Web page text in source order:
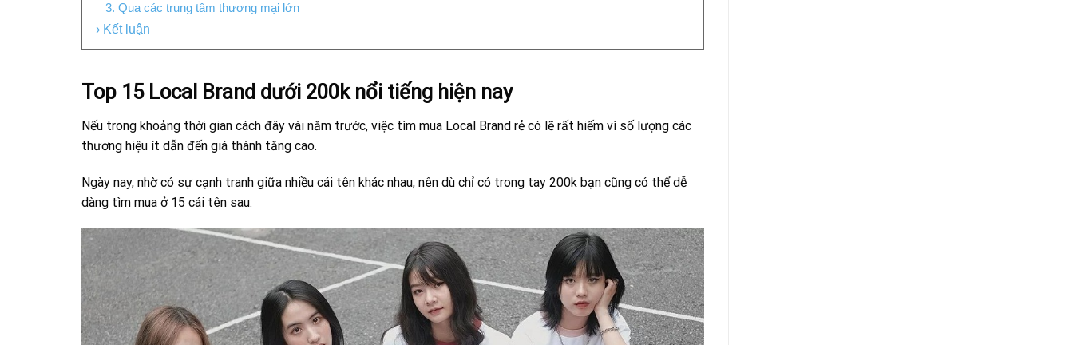
3. Qua các trung tâm thương mại lớn
› Kết luận
Top 15 Local Brand dưới 200k nổi tiếng hiện nay
Nếu trong khoảng thời gian cách đây vài năm trước, việc tìm mua Local Brand rẻ có lẽ rất hiếm vì số lượng các
thương hiệu ít dẫn đến giá thành tăng cao.
Ngày nay, nhờ có sự cạnh tranh giữa nhiều cái tên khác nhau, nên dù chỉ có trong tay 200k bạn cũng có thể dễ
dàng tìm mua ở 15 cái tên sau: